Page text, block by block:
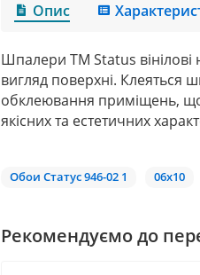
Опис
Шпалери ТМ Status вінілові
вигляд поверхні. Клеяться
обклеювання приміщень, що
якісних та естетичних
Обои Статус 946-02 1 06х10
Рекомендуємо до